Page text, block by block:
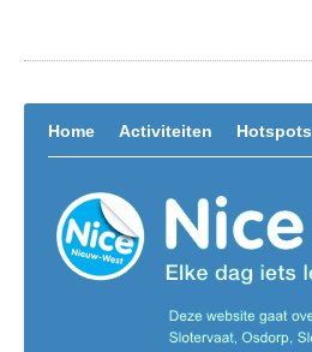
Home Activiteiten Hotspots